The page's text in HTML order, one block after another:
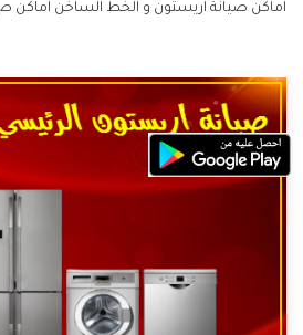
اماكن صيانة اريستون و الخط الساخن اماكن